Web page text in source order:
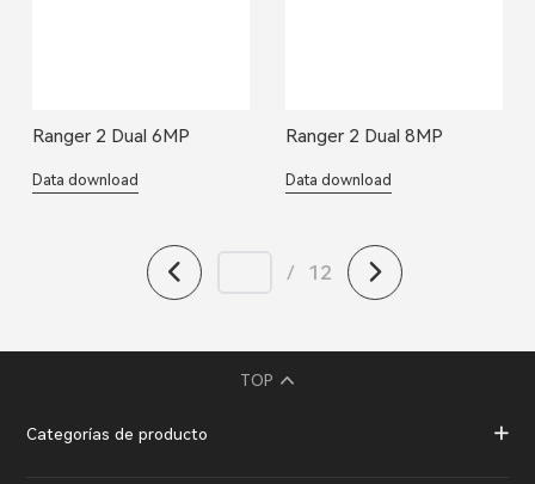
Ranger 2 Dual 6MP
Data download
Ranger 2 Dual 8MP
Data download
/ 12
TOP
Categorías de producto